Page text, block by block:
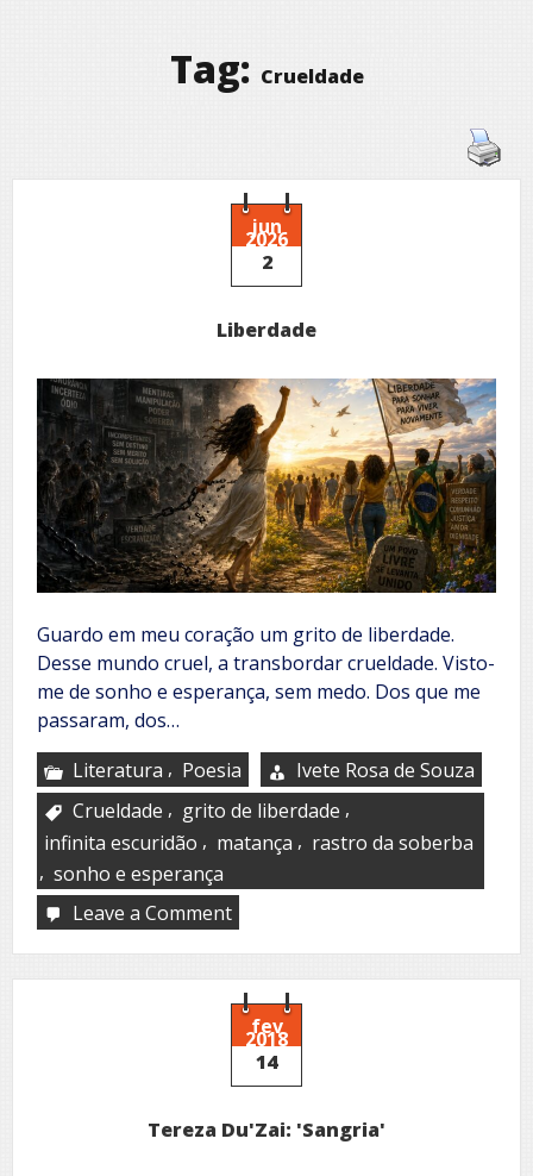
Tag: Crueldade
jun
2026
2
Liberdade
Guardo em meu coração um grito de liberdade.
Desse mundo cruel, a transbordar crueldade. Visto-
me de sonho e esperança, sem medo. Dos que me
passaram, dos…
Literatura , Poesia
Ivete Rosa de Souza
Crueldade , grito de liberdade ,
infinita escuridão , matança , rastro da soberba
, sonho e esperança
Leave a Commenton
fev
2018
14
Tereza Du'Zai: 'Sangria'